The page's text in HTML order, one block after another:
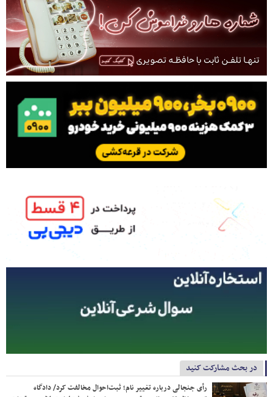
در بحث مشارکت کنید
رأی جنجالی درباره تغییر نام؛ ثبت‌احوال مخالفت کرد/ دادگاه